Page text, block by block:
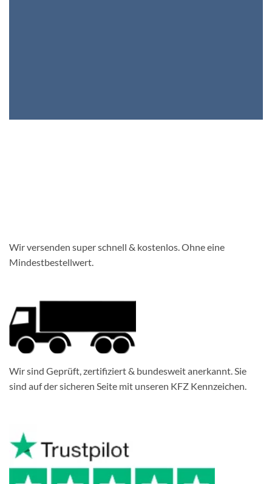
Wir versenden super schnell & kostenlos. Ohne eine
Mindestbestellwert.
Wir sind Geprüft, zertifiziert & bundesweit anerkannt. Sie
sind auf der sicheren Seite mit unseren KFZ Kennzeichen.